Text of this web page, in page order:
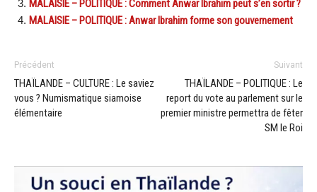
MALAISIE – POLITIQUE : Comment Anwar Ibrahim peut s’en sortir ?
MALAISIE – POLITIQUE : Anwar Ibrahim forme son gouvernement
Précédent
THAÏLANDE – CULTURE : Le saviez
vous ? Numismatique siamoise
élémentaire
Suivant
THAÏLANDE – POLITIQUE : Le
report du vote au parlement sur le
premier ministre permettra de fêter
SM le Roi